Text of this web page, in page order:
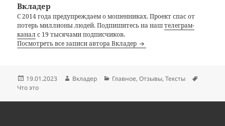
Вкладер
С 2014 года предупреждаем о мошенниках. Проект спас от
потерь миллионы людей. Подпишитесь на наштелеграм-
каналс 19 тысячами подписчиков.
Посмотреть все записи автора Вкладер
Опубликовано
19.01.2023 Автор
Вкладер Рубрики
Главное,Отзывы,Тексты
Что это